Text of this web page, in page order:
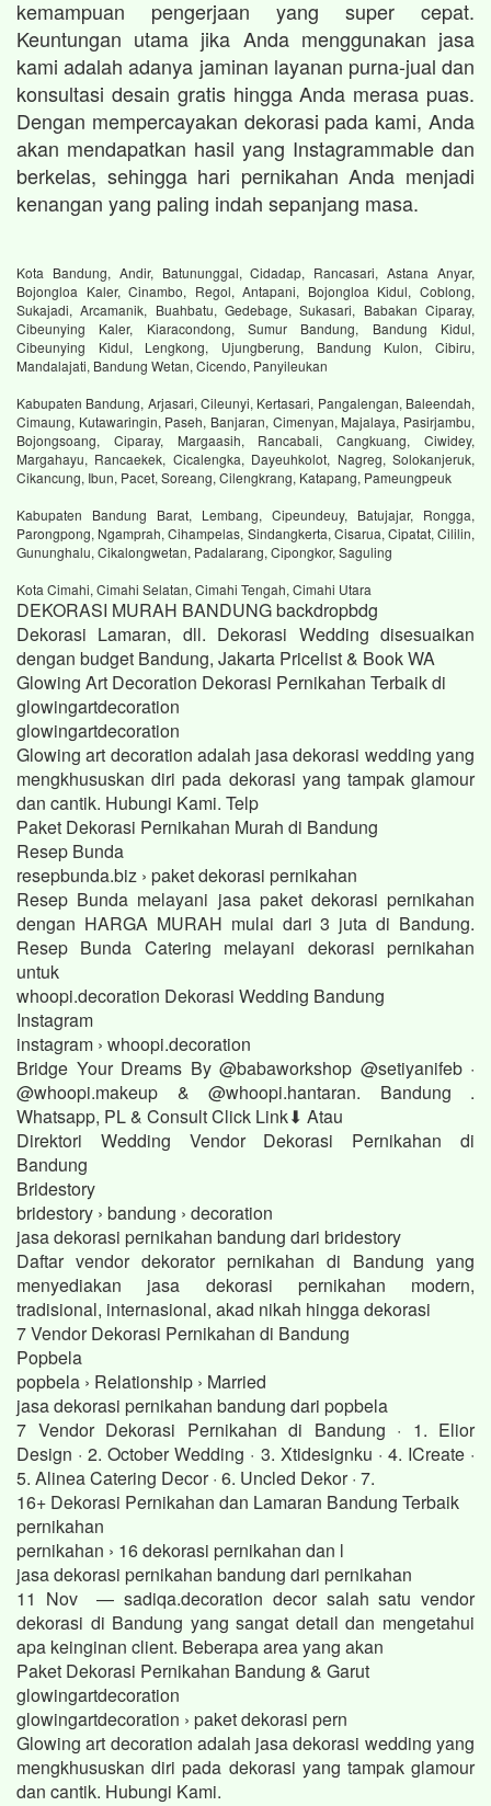
kemampuan pengerjaan yang super cepat.
Keuntungan utama jika Anda menggunakan jasa
kami adalah adanya jaminan layanan purna-jual dan
konsultasi desain gratis hingga Anda merasa puas.
Dengan mempercayakan dekorasi pada kami, Anda
akan mendapatkan hasil yang Instagrammable dan
berkelas, sehingga hari pernikahan Anda menjadi
kenangan yang paling indah sepanjang masa.
Kota Bandung, Andir, Batununggal, Cidadap, Rancasari, Astana Anyar,
Bojongloa Kaler, Cinambo, Regol, Antapani, Bojongloa Kidul, Coblong,
Sukajadi, Arcamanik, Buahbatu, Gedebage, Sukasari, Babakan Ciparay,
Cibeunying Kaler, Kiaracondong, Sumur Bandung, Bandung Kidul,
Cibeunying Kidul, Lengkong, Ujungberung, Bandung Kulon, Cibiru,
Mandalajati, Bandung Wetan, Cicendo, Panyileukan
Kabupaten Bandung, Arjasari, Cileunyi, Kertasari, Pangalengan, Baleendah,
Cimaung, Kutawaringin, Paseh, Banjaran, Cimenyan, Majalaya, Pasirjambu,
Bojongsoang, Ciparay, Margaasih, Rancabali, Cangkuang, Ciwidey,
Margahayu, Rancaekek, Cicalengka, Dayeuhkolot, Nagreg, Solokanjeruk,
Cikancung, Ibun, Pacet, Soreang, Cilengkrang, Katapang, Pameungpeuk
Kabupaten Bandung Barat, Lembang, Cipeundeuy, Batujajar, Rongga,
Parongpong, Ngamprah, Cihampelas, Sindangkerta, Cisarua, Cipatat, Cililin,
Gununghalu, Cikalongwetan, Padalarang, Cipongkor, Saguling
Kota Cimahi, Cimahi Selatan, Cimahi Tengah, Cimahi Utara
DEKORASI MURAH BANDUNG backdropbdg
Dekorasi Lamaran, dll. Dekorasi Wedding disesuaikan
dengan budget Bandung, Jakarta Pricelist & Book WA
Glowing Art Decoration Dekorasi Pernikahan Terbaik di
glowingartdecoration
glowingartdecoration
Glowing art decoration adalah jasa dekorasi wedding yang
mengkhususkan diri pada dekorasi yang tampak glamour
dan cantik. Hubungi Kami. Telp
Paket Dekorasi Pernikahan Murah di Bandung
Resep Bunda
resepbunda.biz › paket dekorasi pernikahan
Resep Bunda melayani jasa paket dekorasi pernikahan
dengan HARGA MURAH mulai dari 3 juta di Bandung.
Resep Bunda Catering melayani dekorasi pernikahan
untuk
whoopi.decoration Dekorasi Wedding Bandung
Instagram
instagram › whoopi.decoration
Bridge Your Dreams By @babaworkshop @setiyanifeb ·
@whoopi.makeup & @whoopi.hantaran. Bandung .
Whatsapp, PL & Consult Click Link⬇ Atau
Direktori Wedding Vendor Dekorasi Pernikahan di
Bandung
Bridestory
bridestory › bandung › decoration
jasa dekorasi pernikahan bandung dari bridestory
Daftar vendor dekorator pernikahan di Bandung yang
menyediakan jasa dekorasi pernikahan modern,
tradisional, internasional, akad nikah hingga dekorasi
7 Vendor Dekorasi Pernikahan di Bandung
Popbela
popbela › Relationship › Married
jasa dekorasi pernikahan bandung dari popbela
7 Vendor Dekorasi Pernikahan di Bandung · 1. Elior
Design · 2. October Wedding · 3. Xtidesignku · 4. ICreate ·
5. Alinea Catering Decor · 6. Uncled Dekor · 7.
16+ Dekorasi Pernikahan dan Lamaran Bandung Terbaik
pernikahan
pernikahan › 16 dekorasi pernikahan dan l
jasa dekorasi pernikahan bandung dari pernikahan
11 Nov — sadiqa.decoration decor salah satu vendor
dekorasi di Bandung yang sangat detail dan mengetahui
apa keinginan client. Beberapa area yang akan
Paket Dekorasi Pernikahan Bandung & Garut
glowingartdecoration
glowingartdecoration › paket dekorasi pern
Glowing art decoration adalah jasa dekorasi wedding yang
mengkhususkan diri pada dekorasi yang tampak glamour
dan cantik. Hubungi Kami.